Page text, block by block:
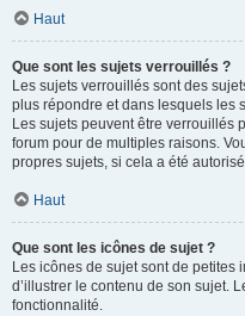
Haut
Que sont les sujets verrouillés ?
Les sujets verrouillés sont des
plus répondre et dans lesquels les
Les sujets peuvent être verrouillés
forum pour de multiples raisons.
propres sujets, si cela a été
Haut
Que sont les icônes de sujet ?
Les icônes de sujet sont de petites
d’illustrer le contenu de son sujet.
fonctionnalité.